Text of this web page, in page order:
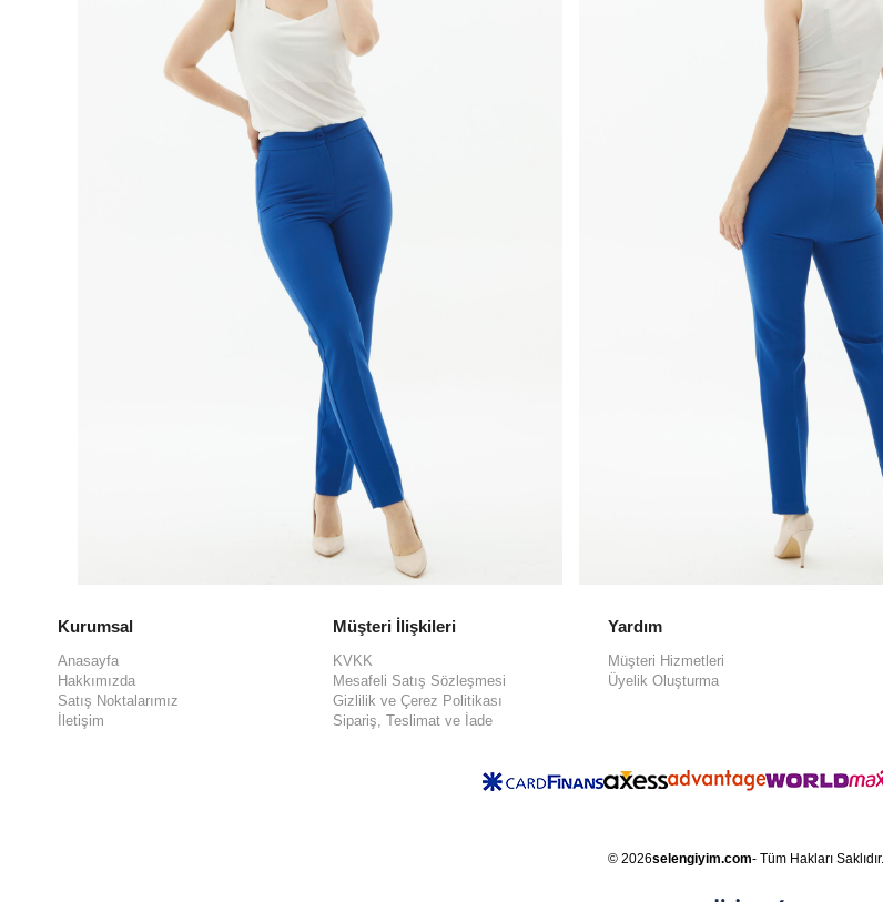
Kurumsal
Anasayfa
Hakkımızda
Satış Noktalarımız
İletişim
Müşteri İlişkileri
KVKK
Mesafeli Satış Sözleşmesi
Gizlilik ve Çerez Politikası
Sipariş, Teslimat ve İade
Yardım
Müşteri Hizmetleri
Üyelik Oluşturma
© 2026selengiyim.com- Tüm Hakları Saklıdır.